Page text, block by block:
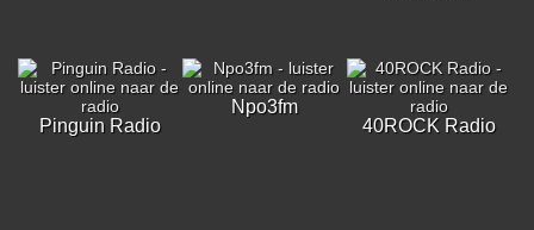
Pinguin Radio
Npo3fm
40ROCK Radio